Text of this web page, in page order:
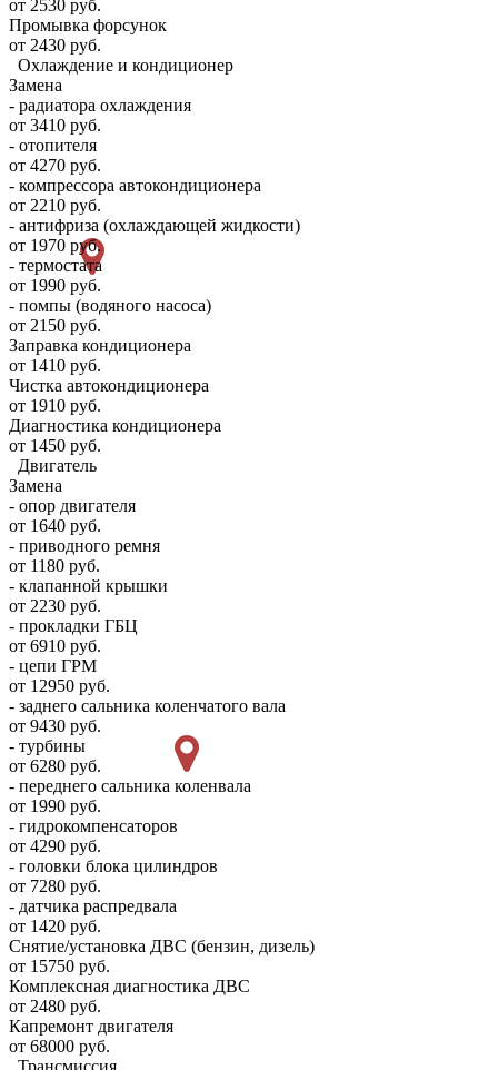
от 2530 руб.
Промывка форсунок
от 2430 руб.
Охлаждение и кондиционер
Замена
- радиатора охлаждения
от 3410 руб.
- отопителя
от 4270 руб.
- компрессора автокондиционера
от 2210 руб.
- антифриза (охлаждающей жидкости)
от 1970 руб.
- термостата
от 1990 руб.
- помпы (водяного насоса)
от 2150 руб.
Заправка кондиционера
от 1410 руб.
Чистка автокондиционера
от 1910 руб.
Диагностика кондиционера
от 1450 руб.
Двигатель
Замена
- опор двигателя
от 1640 руб.
- приводного ремня
от 1180 руб.
- клапанной крышки
от 2230 руб.
- прокладки ГБЦ
от 6910 руб.
- цепи ГРМ
от 12950 руб.
- заднего сальника коленчатого вала
от 9430 руб.
- турбины
от 6280 руб.
- переднего сальника коленвала
от 1990 руб.
- гидрокомпенсаторов
от 4290 руб.
- головки блока цилиндров
от 7280 руб.
- датчика распредвала
от 1420 руб.
Снятие/установка ДВС (бензин, дизель)
от 15750 руб.
Комплексная диагностика ДВС
от 2480 руб.
Капремонт двигателя
от 68000 руб.
Трансмиссия